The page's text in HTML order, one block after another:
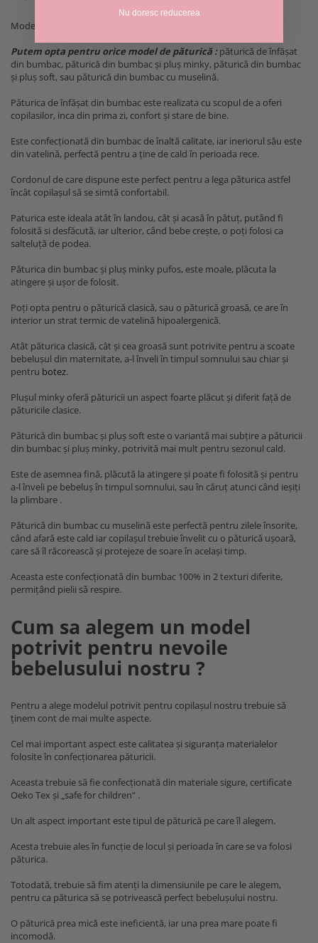
Modelele de păturici din bumbac sunt diversificate.
Putem opta pentru orice model de păturică :păturică de înfășat
din bumbac, păturică din bumbac și pluș minky, păturică din bumbac
și pluș soft, sau păturică din bumbac cu muselină.
Păturica de înfășat din bumbac este realizata cu scopul de a oferi
copilasilor, inca din prima zi, confort și stare de bine.
Este confecționată din bumbac de înaltă calitate, iar ineriorul său este
din vatelină, perfectă pentru a ține de cald în perioada rece.
Cordonul de care dispune este perfect pentru a lega păturica astfel
încât copilașul să se simtă confortabil.
Paturica este ideala atât în landou, cât și acasă în pătuț, putând fi
folosită si desfăcută, iar ulterior, când bebe crește, o poți folosi ca
salteluță de podea.
Păturica din bumbac și pluș minky pufos, este moale, plăcuta la
atingere și ușor de folosit.
Poți opta pentru o păturică clasică, sau o păturică groasă, ce are în
interior un strat termic de vatelină hipoalergenică.
Atât păturica clasică, cât și cea groasă sunt potrivite pentru a scoate
bebelușul din maternitate, a-l înveli în timpul somnului sau chiar și
pentru botez.
Plușul minky oferă păturicii un aspect foarte plăcut și diferit față de
păturicile clasice.
Păturică din bumbac și pluș soft este o variantă mai subțire a păturicii
din bumbac și pluș minky, potrivită mai mult pentru sezonul cald.
Este de asemnea fină, plăcută la atingere și poate fi folosită și pentru
a-l înveli pe bebeluș în timpul somnului, sau în căruț atunci când ieșiți
la plimbare .
Păturică din bumbac cu muselină este perfectă pentru zilele însorite,
când afară este cald iar copilașul trebuie învelit cu o păturică ușoară,
care să îl răcorească și protejeze de soare în același timp.
Aceasta este confecționată din bumbac 100% in 2 texturi diferite,
permițând pielii să respire.
Cum sa alegem un model
potrivit pentru nevoile
bebelusului nostru ?
Pentru a alege modelul potrivit pentru copilașul nostru trebuie să
ținem cont de mai multe aspecte.
Cel mai important aspect este calitatea și siguranța materialelor
folosite în confecționarea păturicii.
Aceasta trebuie să fie confecționată din materiale sigure, certificate
Oeko Tex și „safe for children” .
Un alt aspect important este tipul de păturică pe care îl alegem.
Acesta trebuie ales în funcție de locul și perioada în care se va folosi
păturica.
Totodată, trebuie să fim atenți la dimensiunile pe care le alegem,
pentru ca păturica să se potrivească perfect bebelușului nostru.
O păturică prea mică este ineficientă, iar una prea mare poate fi
incomodă.
Nu doresc reducerea